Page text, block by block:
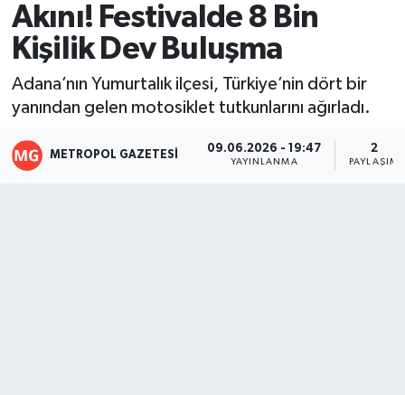
Akını! Festivalde 8 Bin
Kişilik Dev Buluşma
Adana’nın Yumurtalık ilçesi, Türkiye’nin dört bir
yanından gelen motosiklet tutkunlarını ağırladı.
METROPOL GAZETESI 09.06.2026 - 19:47
YAYINLANMA
2
PAYLAŞIM
Resmi İlanlar